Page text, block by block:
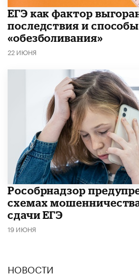
​ЕГЭ как фактор
последствия и способы
«обезболивания»
22 ИЮНЯ
Рособрнадзор
схемах
сдачи ЕГЭ
19 ИЮНЯ
НОВОСТИ